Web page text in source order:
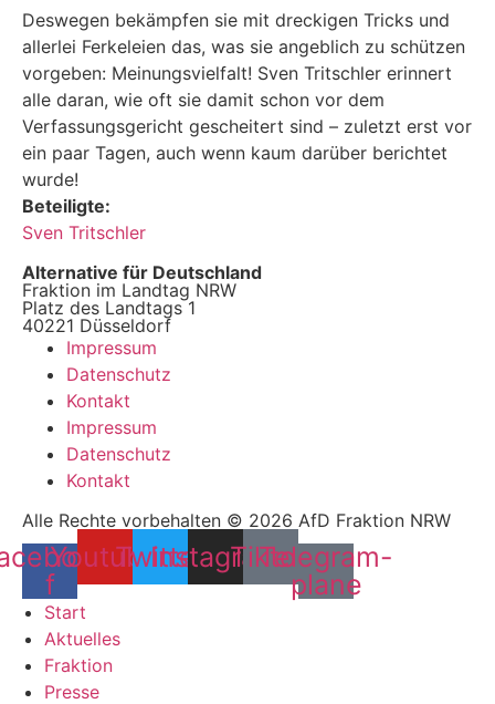
Deswegen bekämpfen sie mit dreckigen Tricks und
allerlei Ferkeleien das, was sie angeblich zu schützen
vorgeben: Meinungsvielfalt! Sven Tritschler erinnert
alle daran, wie oft sie damit schon vor dem
Verfassungsgericht gescheitert sind – zuletzt erst vor
ein paar Tagen, auch wenn kaum darüber berichtet
wurde!
Beteiligte:
Sven Tritschler
Alternative für Deutschland
Fraktion im Landtag NRW
Platz des Landtags 1
40221 Düsseldorf
Impressum
Datenschutz
Kontakt
Impressum
Datenschutz
Kontakt
Alle Rechte vorbehalten © 2026 AfD Fraktion NRW
f
YoutubeTwitter
Instagram
Tiktok
Telegram-
plane
Start
Aktuelles
Fraktion
Presse